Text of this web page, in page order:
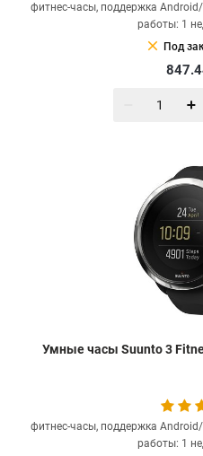
фитнес-часы, поддержка
работы: 1
clear Под
Умные часы Suunto 3
фитнес-часы, поддержка
работы: 1